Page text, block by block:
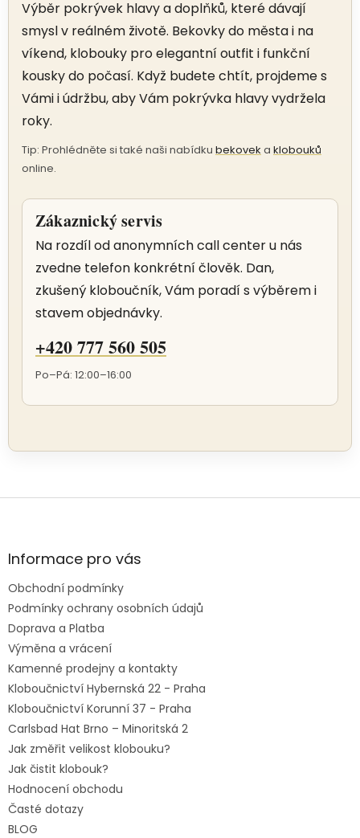
Výběr pokrývek hlavy a doplňků, které dávají
smysl v reálném životě. Bekovky do města i na
víkend, klobouky pro elegantní outfit i funkční
kousky do počasí. Když budete chtít, projdeme s
Vámi i údržbu, aby Vám pokrývka hlavy vydržela
roky.
Tip: Prohlédněte si také naši nabídku bekovek a klobouků
online.
Zákaznický servis
Na rozdíl od anonymních call center u nás
zvedne telefon konkrétní člověk. Dan,
zkušený kloboučník, Vám poradí s výběrem i
stavem objednávky.
+420 777 560 505
Po–Pá: 12:00–16:00
Z
aInformace pro vás
Obchodní podmínky
Podmínky ochrany osobních údajů
Doprava a Platba
Výměna a vrácení
Kamenné prodejny a kontakty
Kloboučnictví Hybernská 22 - Praha
Kloboučnictví Korunní 37 - Praha
Carlsbad Hat Brno – Minoritská 2
Jak změřit velikost klobouku?
Jak čistit klobouk?
Hodnocení obchodu
Časté dotazy
BLOG